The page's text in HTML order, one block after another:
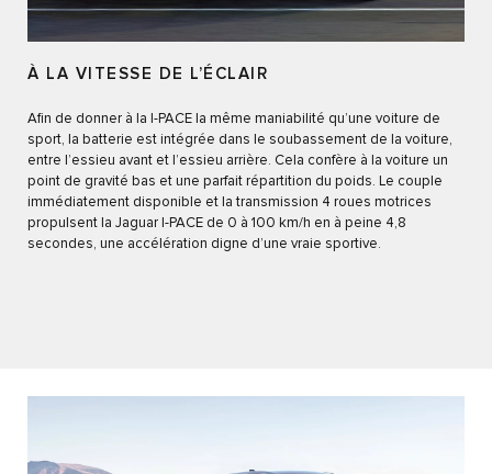
À LA VITESSE DE L’ÉCLAIR
Afin de donner à la I-PACE la même maniabilité qu’une voiture de
sport, la batterie est intégrée dans le soubassement de la voiture,
entre l’essieu avant et l’essieu arrière. Cela confère à la voiture un
point de gravité bas et une parfait répartition du poids. Le couple
immédiatement disponible et la transmission 4 roues motrices
propulsent la Jaguar I-PACE de 0 à 100 km/h en à peine 4,8
secondes, une accélération digne d’une vraie sportive.